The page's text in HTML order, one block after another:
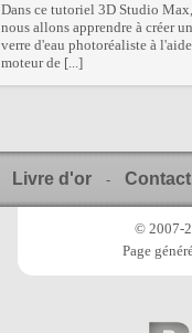
Dans ce tutoriel 3D Studio Max,
nous allons apprendre à créer un
verre d'eau photoréaliste à
moteur de [...]
Livre d'or - Contact
© 2007-
Page